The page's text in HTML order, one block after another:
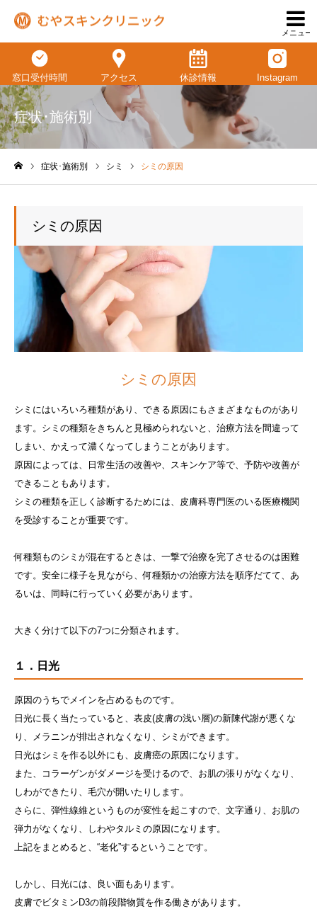
メニュー
窓口受付時間 アクセス 休診情報 Instagram
症状･施術別
症状･施術別 シミ シミの原因
シミの原因
シミの原因
シミにはいろいろ種類があり、できる原因にもさまざまなものがあり
ます。シミの種類をきちんと見極められないと、治療方法を間違って
しまい、かえって濃くなってしまうことがあります。
原因によっては、日常生活の改善や、スキンケア等で、予防や改善が
できることもあります。
シミの種類を正しく診断するためには、皮膚科専門医のいる医療機関
を受診することが重要です。
何種類ものシミが混在するときは、一撃で治療を完了させるのは困難
です。安全に様子を見ながら、何種類かの治療方法を順序だてて、あ
るいは、同時に行っていく必要があります。
大きく分けて以下の7つに分類されます。
１．日光
原因のうちでメインを占めるものです。
日光に長く当たっていると、表皮(皮膚の浅い層)の新陳代謝が悪くな
り、メラニンが排出されなくなり、シミができます。
日光はシミを作る以外にも、皮膚癌の原因になります。
また、コラーゲンがダメージを受けるので、お肌の張りがなくなり、
しわができたり、毛穴が開いたりします。
さらに、弾性線維というものが変性を起こすので、文字通り、お肌の
弾力がなくなり、しわやタルミの原因になります。
上記をまとめると、“老化”するということです。
しかし、日光には、良い面もあります。
皮膚でビタミンD3の前段階物質を作る働きがあります。